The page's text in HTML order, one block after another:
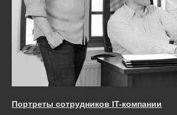
Портреты сотрудников IT-компании